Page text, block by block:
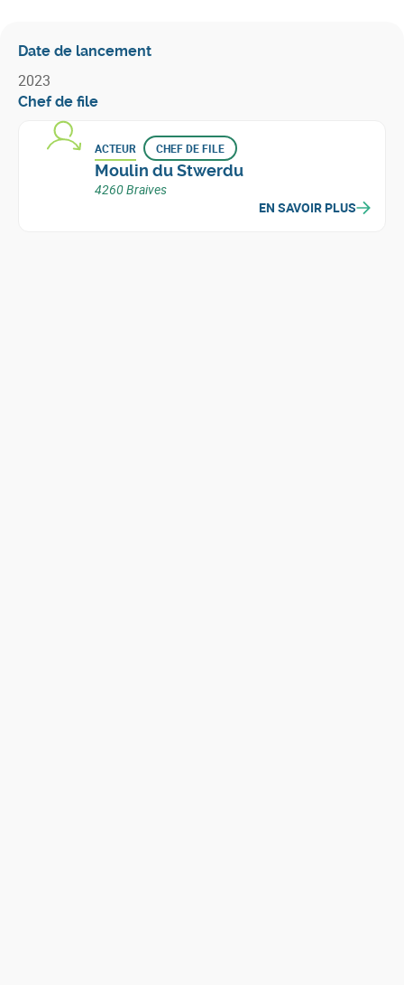
Date de lancement
2023
Chef de file
ACTEUR CHEF DE FILE
Moulin du Stwerdu
4260 Braives
EN SAVOIR PLUS